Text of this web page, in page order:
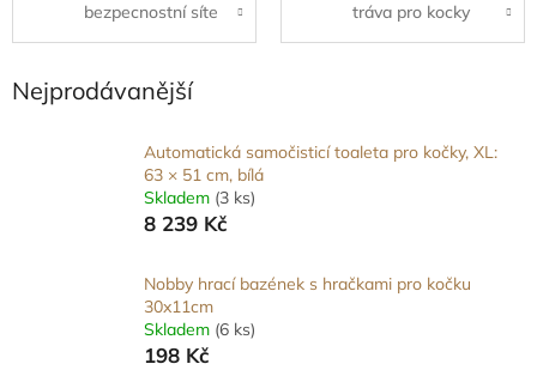
bezpecnostní síte tráva pro kocky
Nejprodávanější
Automatická samočisticí toaleta pro kočky, XL:
63 × 51 cm, bílá
Skladem (3 ks)
8 239 Kč
Nobby hrací bazének s hračkami pro kočku
30x11cm
Skladem (6 ks)
198 Kč